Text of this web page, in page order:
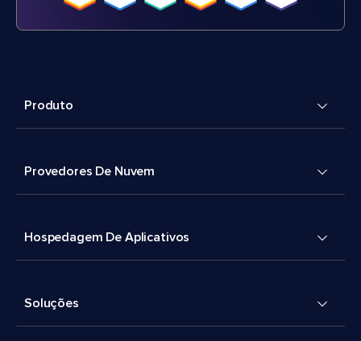
Produto
Provedores De Nuvem
Hospedagem De Aplicativos
Soluções